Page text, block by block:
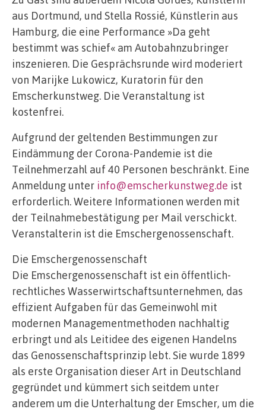
aus Dortmund, und Stella Rossié, Künstlerin aus
Hamburg, die eine Performance »Da geht
bestimmt was schief« am Autobahnzubringer
inszenieren. Die Gesprächsrunde wird moderiert
von Marijke Lukowicz, Kuratorin für den
Emscherkunstweg. Die Veranstaltung ist
kostenfrei.
Aufgrund der geltenden Bestimmungen zur
Eindämmung der Corona-Pandemie ist die
Teilnehmerzahl auf 40 Personen beschränkt. Eine
Anmeldung unter info@emscherkunstweg.de ist
erforderlich. Weitere Informationen werden mit
der Teilnahmebestätigung per Mail verschickt.
Veranstalterin ist die Emschergenossenschaft.
Die Emschergenossenschaft
Die Emschergenossenschaft ist ein öffentlich-
rechtliches Wasserwirtschaftsunternehmen, das
effizient Aufgaben für das Gemeinwohl mit
modernen Managementmethoden nachhaltig
erbringt und als Leitidee des eigenen Handelns
das Genossenschaftsprinzip lebt. Sie wurde 1899
als erste Organisation dieser Art in Deutschland
gegründet und kümmert sich seitdem unter
anderem um die Unterhaltung der Emscher, um die